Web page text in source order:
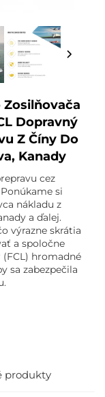
Zosilňovača
Dopravný
Z Číny Do
Kanady
cez
si
nákladu z
a ďalej.
výrazne skrátia
a spoločne
hromadné
sa zabezpečila
produkty